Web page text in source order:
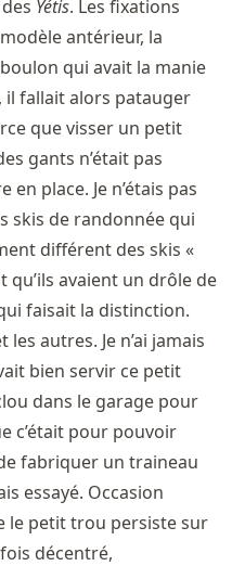
Yétis. Les fixations
antérieur, la
qui avait la manie
il fallait alors patauger
que visser un petit
gants n’était pas
place. Je n’étais pas
skis de randonnée qui
différent des skis «
qu’ils avaient un drôle de
faisait la distinction.
autres. Je n’ai jamais
bien servir ce petit
dans le garage pour
c’était pour pouvoir
fabriquer un traineau
essayé. Occasion
le petit trou persiste sur
décentré,